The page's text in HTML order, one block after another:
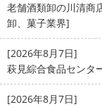
老舗酒類卸の川清
卸、菓子業界]
[2026年8月7日]
萩見綜合食品セン
[2026年8月7日]